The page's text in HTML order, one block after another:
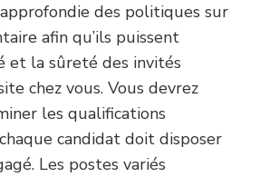
des politiques sur
afin qu’ils puissent
et la sûreté des invités
chez vous. Vous devrez
les qualifications
candidat doit disposer
Les postes variés